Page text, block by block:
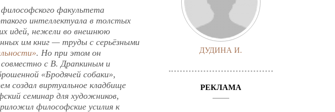
факультета
интеллектуала в толстых
идей, нежели во внешнюю
им книг — труды с серьёзными
. Но при этом он
совместно с В. Драпкиным и
«Бродячей собаки»,
создал виртуальное кладбище
семинар для художников,
философские усилия к
ДУДИНА И.
РЕКЛАМА